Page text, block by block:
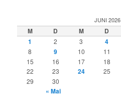
JUNI 2026
M D M D
1
2 3 4
8
9 10 11
15
16 17 18
22
23 24 25
29
30
« Mai